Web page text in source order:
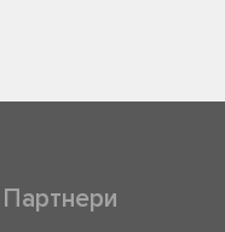
Партнери